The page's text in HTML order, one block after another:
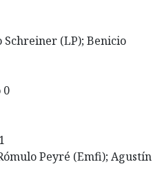
Schreiner (LP); Benicio
0
Peyré (Emfi); Agustín